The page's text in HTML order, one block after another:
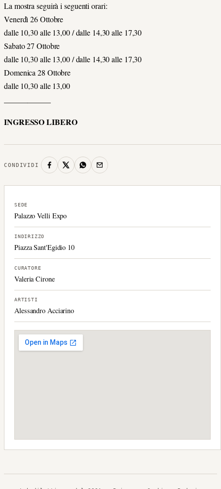
La mostra seguirà i seguenti orari:
Venerdì 26 Ottobre
dalle 10,30 alle 13,00 / dalle 14,30 alle 17,30
Sabato 27 Ottobre
dalle 10,30 alle 13,00 / dalle 14,30 alle 17,30
Domenica 28 Ottobre
dalle 10,30 alle 13,00
INGRESSO LIBERO
CONDIVIDI
SEDE
Palazzo Velli Expo
INDIRIZZO
Piazza Sant'Egidio 10
CURATORE
Valeria Cirone
ARTISTI
Alessandro Acciarino